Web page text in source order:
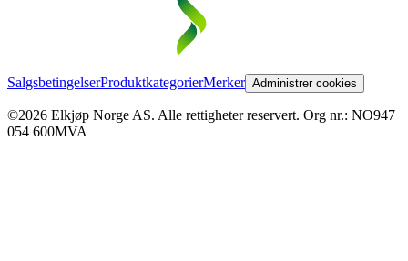
SalgsbetingelserProduktkategorierMerker Administrer cookies
©2026 Elkjøp Norge AS. Alle rettigheter reservert. Org nr.: NO947
054 600MVA